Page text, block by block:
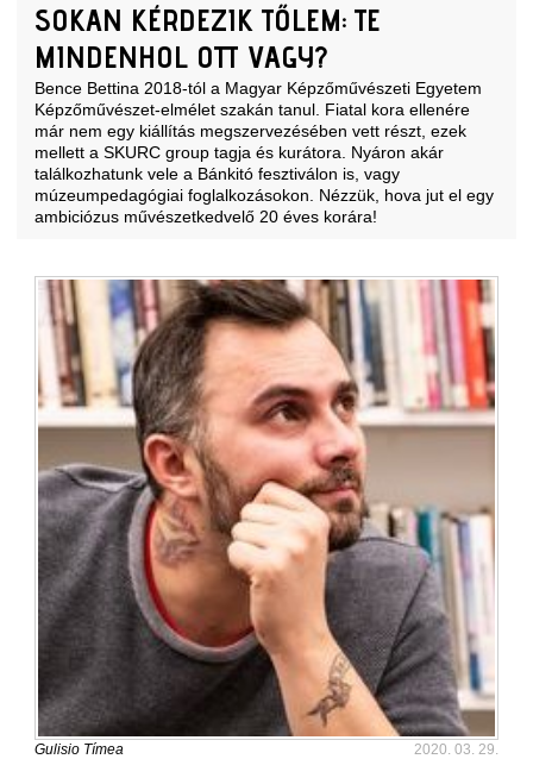
SOKAN KÉRDEZIK TŐLEM: TE
MINDENHOL OTT VAGY?
Bence Bettina 2018-tól a Magyar Képzőművészeti Egyetem
Képzőművészet-elmélet szakán tanul. Fiatal kora ellenére
már nem egy kiállítás megszervezésében vett részt, ezek
mellett a SKURC group tagja és kurátora. Nyáron akár
találkozhatunk vele a Bánkitó fesztiválon is, vagy
múzeumpedagógiai foglalkozásokon. Nézzük, hova jut el egy
ambiciózus művészetkedvelő 20 éves korára!
Gulisio Tímea 2020. 03. 29.